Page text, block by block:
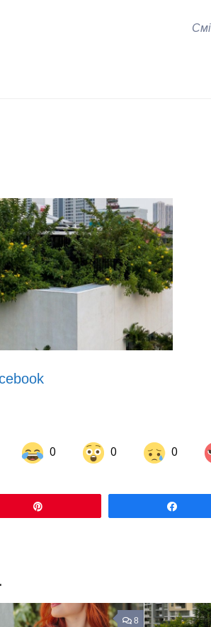
0 0 0
Share on LinkedIn
8